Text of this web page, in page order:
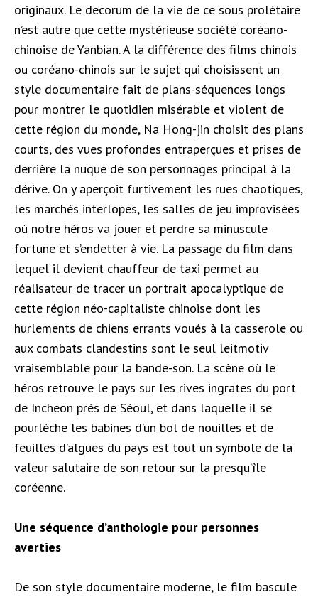
originaux. Le decorum de la vie de ce sous prolétaire
n’est autre que cette mystérieuse société coréano-
chinoise de Yanbian. A la différence des films chinois
ou coréano-chinois sur le sujet qui choisissent un
style documentaire fait de plans-séquences longs
pour montrer le quotidien misérable et violent de
cette région du monde, Na Hong-jin choisit des plans
courts, des vues profondes entraperçues et prises de
derrière la nuque de son personnages principal à la
dérive. On y aperçoit furtivement les rues chaotiques,
les marchés interlopes, les salles de jeu improvisées
où notre héros va jouer et perdre sa minuscule
fortune et s’endetter à vie. La passage du film dans
lequel il devient chauffeur de taxi permet au
réalisateur de tracer un portrait apocalyptique de
cette région néo-capitaliste chinoise dont les
hurlements de chiens errants voués à la casserole ou
aux combats clandestins sont le seul leitmotiv
vraisemblable pour la bande-son. La scène où le
héros retrouve le pays sur les rives ingrates du port
de Incheon près de Séoul, et dans laquelle il se
pourlèche les babines d’un bol de nouilles et de
feuilles d’algues du pays est tout un symbole de la
valeur salutaire de son retour sur la presqu’île
coréenne.
Une séquence d’anthologie pour personnes
averties
De son style documentaire moderne, le film bascule